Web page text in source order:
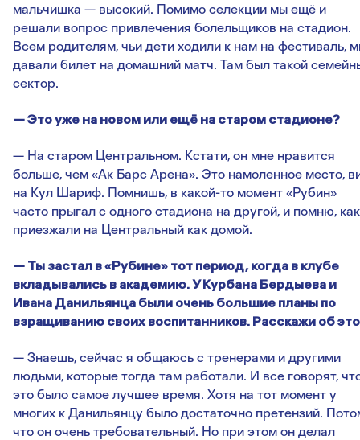
мальчишка — высокий. Помимо селекции мы ещё и
решали вопрос привлечения болельщиков на стадион.
Всем родителям, чьи дети ходили к нам на фестиваль,
давали билет на домашний матч. Там был такой
сектор.
— Это уже на новом или ещё на старом стадионе?
— На старом Центральном. Кстати, он мне нравится
больше, чем «Ак Барс Арена». Это намоленное место,
на Кул Шариф. Помнишь, в какой-то момент «Рубин»
часто прыгал с одного стадиона на другой, и помню, как
приезжали на Центральный как домой.
— Ты застал в «Рубине» тот период, когда в клубе
вкладывались в академию. У Курбана Бердыева и
Ивана Данильянца были очень большие планы по
взращиванию своих воспитанников. Расскажи об
— Знаешь, сейчас я общаюсь с тренерами и другими
людьми, которые тогда там работали. И все говорят,
это было самое лучшее время. Хотя на тот момент у
многих к Данильянцу было достаточно претензий.
что он очень требовательный. Но при этом он делал